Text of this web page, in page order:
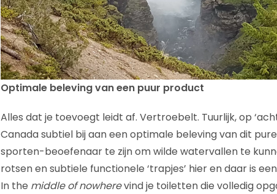
Optimale beleving van een puur product
Alles dat je toevoegt leidt af. Vertroebelt. Tuurlijk, op
Canada subtiel bij aan een optimale beleving van dit
sporten-beoefenaar te zijn om wilde watervallen te
rotsen en subtiele functionele ‘trapjes’ hier en daar is
In the middle of nowherevind je toiletten die volledig